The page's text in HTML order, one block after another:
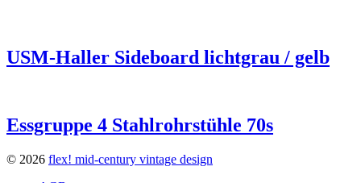
USM-Haller Sideboard lichtgrau / gelb
Essgruppe 4 Stahlrohrstühle 70s
© 2026 flex! mid-century vintage design